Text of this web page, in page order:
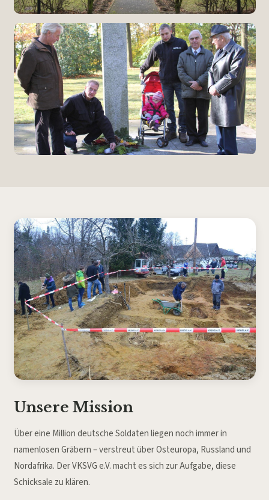
Unsere Mission
Über eine Million deutsche Soldaten liegen noch immer in
namenlosen Gräbern – verstreut über Osteuropa, Russland und
Nordafrika. Der VKSVG e.V. macht es sich zur Aufgabe, diese
Schicksale zu klären.